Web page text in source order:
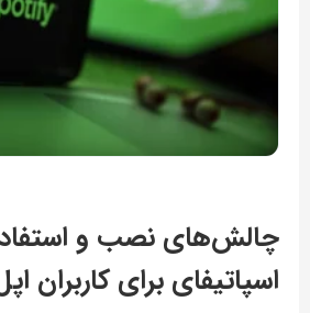
چالش‌های نصب و
اسپاتیفای برای کاربران